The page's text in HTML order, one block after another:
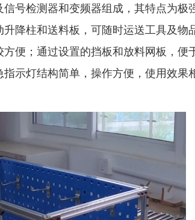
号检测器和变频器组成，其特点为极
降柱和送料板，可随时运送工具及物
便；通过设置的挡板和放料网板，便
示灯结构简单，操作方便，使用效果